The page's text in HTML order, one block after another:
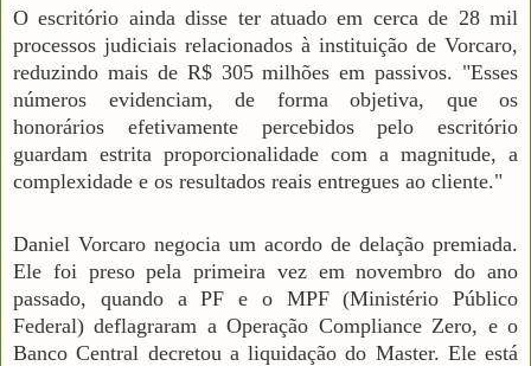
O escritório ainda disse ter atuado em cerca de 28 mil
processos judiciais relacionados à instituição de Vorcaro,
reduzindo mais de R$ 305 milhões em passivos. "Esses
números evidenciam, de forma objetiva, que os
honorários efetivamente percebidos pelo escritório
guardam estrita proporcionalidade com a magnitude, a
complexidade e os resultados reais entregues ao cliente."
Daniel Vorcaro negocia um acordo de delação premiada.
Ele foi preso pela primeira vez em novembro do ano
passado, quando a PF e o MPF (Ministério Público
Federal) deflagraram a Operação Compliance Zero, e o
Banco Central decretou a liquidação do Master. Ele está